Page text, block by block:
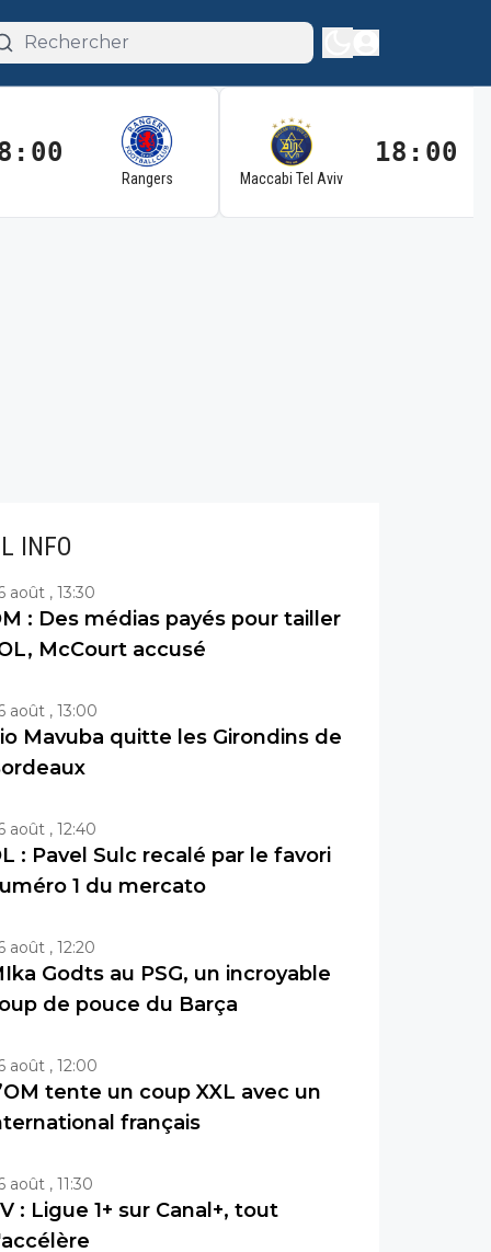
Rangers Maccabi Tel Aviv
18:00
INFO
août , 13:30
: Des médias payés pour tailler
McCourt accusé
août , 13:00
Mavuba quitte les Girondins de
août , 12:40
: Pavel Sulc recalé par le favori
1 du mercato
août , 12:20
Godts au PSG, un incroyable
de pouce du Barça
août , 12:00
tente un coup XXL avec un
français
août , 11:30
: Ligue 1+ sur Canal+, tout